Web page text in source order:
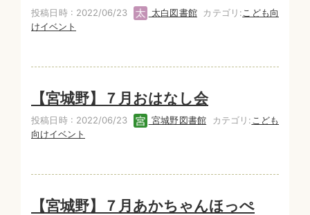
投稿日時 : 2022/06/23 太白図書館カテゴリ: こども向
けイベント
【宮城野】７月おはなし会
投稿日時 : 2022/06/23 宮城野図書館 カテゴリ: こども
向けイベント
【宮城野】７月あかちゃんほっぺ